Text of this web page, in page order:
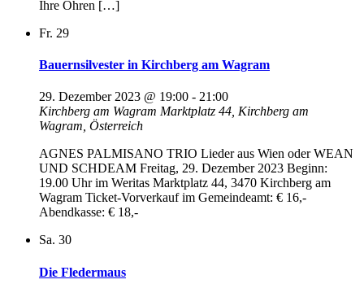
Ihre Ohren […]
Fr. 29
Bauernsilvester in Kirchberg am Wagram
29. Dezember 2023 @ 19:00 - 21:00
Kirchberg am Wagram Marktplatz 44, Kirchberg am
Wagram, Österreich
AGNES PALMISANO TRIO Lieder aus Wien oder WEAN
UND SCHDEAM Freitag, 29. Dezember 2023 Beginn:
19.00 Uhr im Weritas Marktplatz 44, 3470 Kirchberg am
Wagram Ticket-Vorverkauf im Gemeindeamt: € 16,-
Abendkasse: € 18,-
Sa. 30
Die Fledermaus